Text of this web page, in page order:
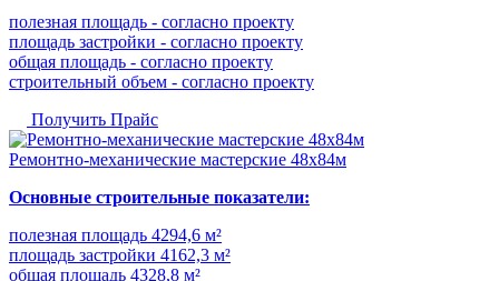
полезная площадь - согласно проекту
площадь застройки - согласно проекту
общая площадь - согласно проекту
строительный объем - согласно проекту
Получить Прайс
Ремонтно-механические мастерские 48х84м
Основные строительные показатели:
полезная площадь 4294,6 м²
площадь застройки 4162,3 м²
общая площадь 4328,8 м²